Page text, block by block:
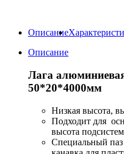
Описание
Описание
Лага
50*20*4000мм
Низкая высота,
Подходит для
высота
Специальный паз